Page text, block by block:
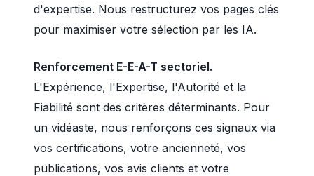
d'expertise. Nous restructurez vos pages clés
pour maximiser votre sélection par les IA.
Renforcement E-E-A-T sectoriel.
L'Expérience, l'Expertise, l'Autorité et la
Fiabilité sont des critères déterminants. Pour
un vidéaste, nous renforçons ces signaux via
vos certifications, votre ancienneté, vos
publications, vos avis clients et votre